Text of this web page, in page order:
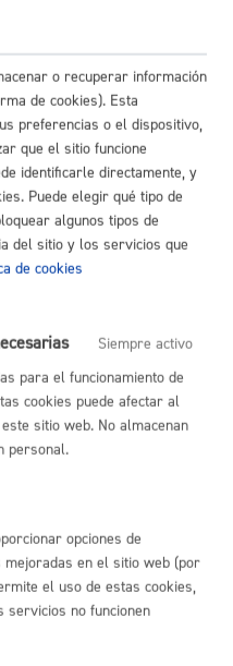
o recuperar información
de cookies). Esta
preferencias o el dispositivo,
que el sitio funcione
identificarle directamente, y
Puede elegir qué tipo de
algunos tipos de
del sitio y los servicios que
de cookies
Siempre activo
para el funcionamiento de
cookies puede afectar al
sitio web. No almacenan
personal.
opciones de
mejoradas en el sitio web (por
el uso de estas cookies,
servicios no funcionen